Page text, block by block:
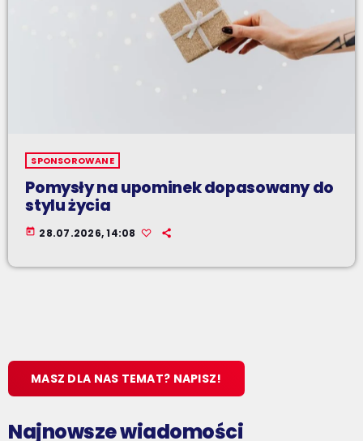
SPONSOROWANE
Pomysły na upominek dopasowany do
stylu życia
today 28.07.2026, 14:08
MASZ DLA NAS TEMAT? NAPISZ!
Najnowsze wiadomości